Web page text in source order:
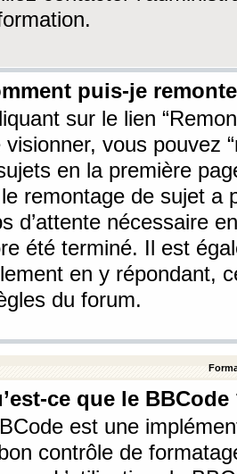
puis-je
sur le lien
visionner, vous pouvez
en la première
remontage de sujet a
d’attente nécessaire
été terminé. Il est
en y répondant,
du forum.
ce que le BBCode
est une
contrôle de